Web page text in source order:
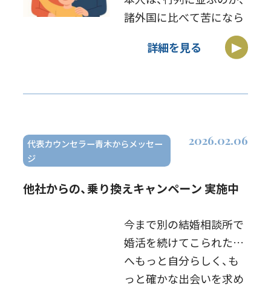
諸外国に比べて苦になら
ない」 ラーメン屋やテー
マパークなど、並ぶ人は
詳細を見る
代表カウンセラー青木からメッセー
ジ
2026.02.06
他社からの、乗り換えキャンペーン 実施中
今まで別の結婚相談所で
婚活を続けてこられた方
へもっと自分らしく、も
っと確かな出会いを求め